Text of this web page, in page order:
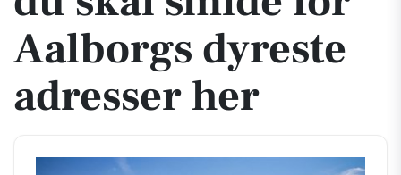
Aalborgs dyreste
adresser her